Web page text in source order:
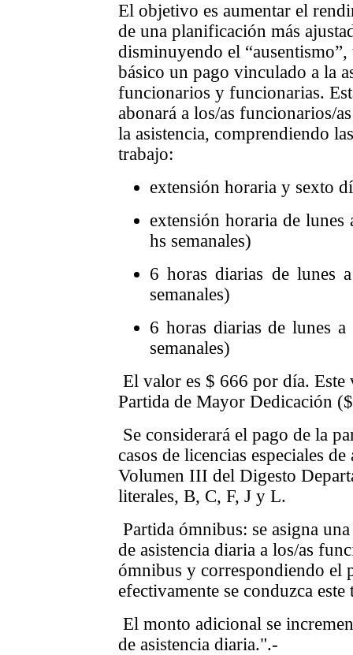
El objetivo es aumentar el
de una planificación más
disminuyendo el
básico un pago vinculado a la
funcionarios y funcionarias.
abonará a los/as funcionarios/
la asistencia, comprendiendo
trabajo:
extensión horaria y sexto
extensión horaria de
hs semanales)
6 horas diarias de lunes
semanales)
6 horas diarias de lunes
semanales)
El valor es $ 666 por día.
Partida de Mayor Dedicación
Se considerará el pago de la
casos de licencias especiales
Volumen III del Digesto
literales, B, C, F, J y L.
Partida ómnibus: se asigna
de asistencia diaria a los/as
ómnibus y correspondiendo el
efectivamente se conduzca
El monto adicional se
de asistencia diaria.".-